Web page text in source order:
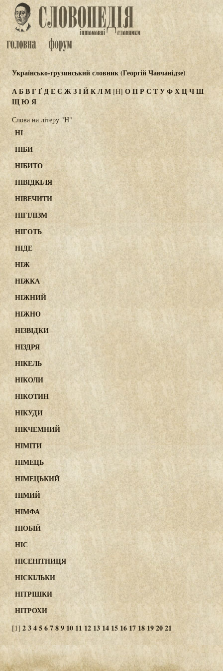
Українсько-грузинський словник (Георгій Чавчанідзе)
АБВГҐДЕЄ ЖЗІЙКЛМ [Н] ОПР СТУФХЦЧШ
ЩЮ Я
Слова на літеру "Н"
НІ
НІБИ
НІБИТО
НІВІДКІЛЯ
НІВЕЧИТИ
НІГІЛІЗМ
НІГОТЬ
НІДЕ
НІЖ
НІЖКА
НІЖНИЙ
НІЖНО
НІЗВІДКИ
НІЗДРЯ
НІКЕЛЬ
НІКОЛИ
НІКОТИН
НІКУДИ
НІКЧЕМНИЙ
НІМІТИ
НІМЕЦЬ
НІМЕЦЬКИЙ
НІМИЙ
НІМФА
НІОБІЙ
НІС
НІСЕНІТНИЦЯ
НІСКІЛЬКИ
НІТРІШКИ
НІТРОХИ
[1] 23456789 10 11 12 1314 1516 17 18 192021